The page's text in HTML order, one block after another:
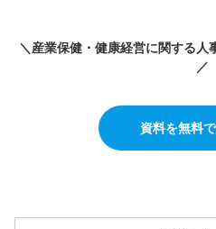
＼産業保健・健康経営に関する人
／
資料を無料